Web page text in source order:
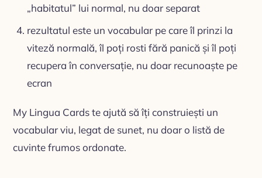
„habitatul” lui normal, nu doar separat
rezultatul este un vocabular pe care îl prinzi la
viteză normală, îl poți rosti fără panică și îl poți
recupera în conversație, nu doar recunoaște pe
ecran
My Lingua Cards te ajută să îți construiești un
vocabular viu, legat de sunet, nu doar o listă de
cuvinte frumos ordonate.